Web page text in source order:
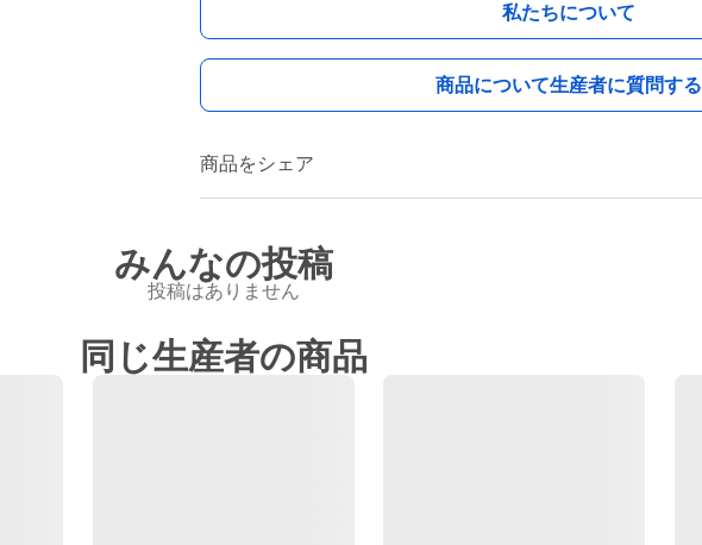
私たちについて
商品について生産者に質問する
商品をシェア
みんなの投稿
投稿はありません
同じ生産者の商品